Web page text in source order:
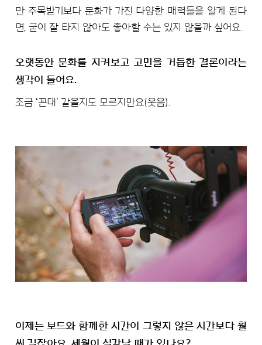
만 주목받기보다 문화가 가진 다양한 매력들을 알게 된다
면, 굳이 잘 타지 않아도 좋아할 수는 있지 않을까 싶어요.
오랫동안 문화를 지켜보고 고민을 거듭한 결론이라는
생각이 들어요.
조금 ʻ꼰대’ 같을지도 모르지만요(웃음).
이제는 보드와 함께한 시간이 그렇지 않은 시간보다 훨